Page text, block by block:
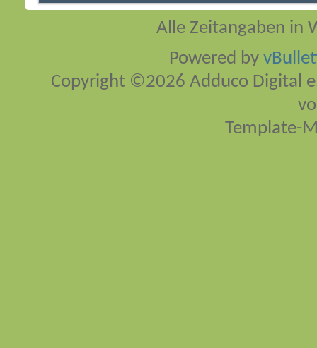
Alle Zeitangaben in
Powered by
Copyright ©2026 Adduco Digital
Template-